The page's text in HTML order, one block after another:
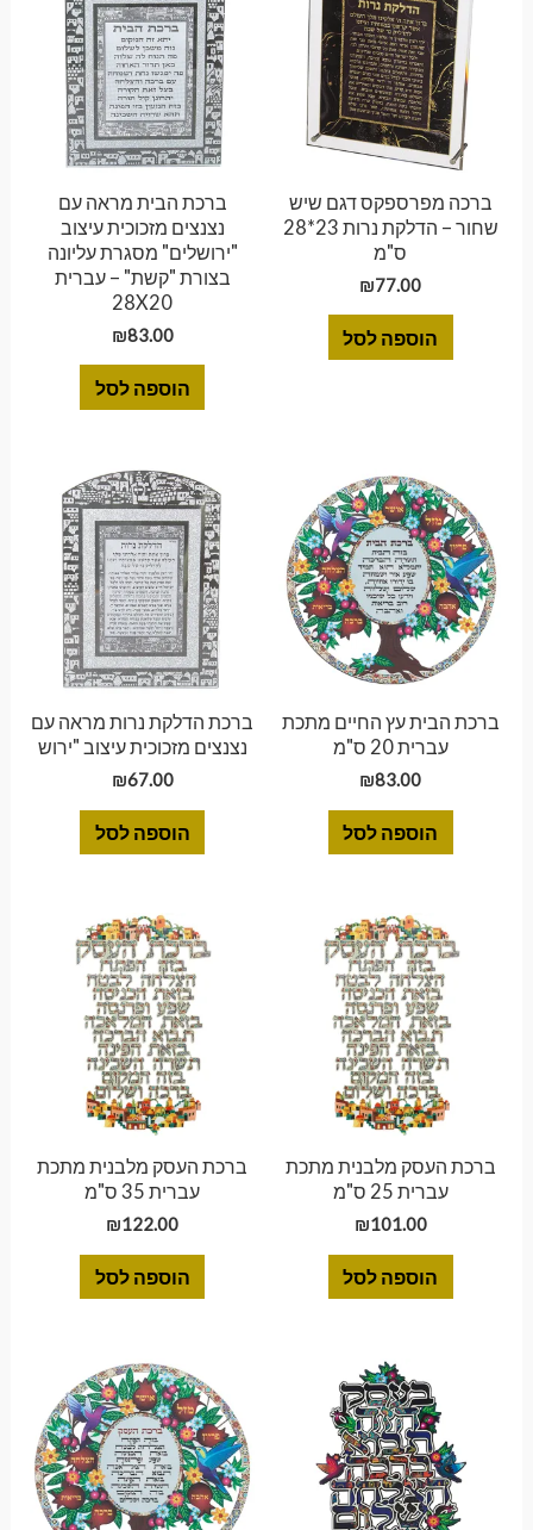
ברכה מפרספקס דגם שיש
שחור – הדלקת נרות 23*28
ס"מ
₪77.00
הוספה לסל
ברכת הבית מראה עם
נצנצים מזכוכית עיצוב
"ירושלים" מסגרת עליונה
בצורת "קשת" – עברית
28X20
₪83.00
הוספה לסל
ברכת הבית עץ החיים מתכת
עברית 20 ס"מ
₪83.00
הוספה לסל
ברכת הדלקת נרות מראה עם
נצנצים מזכוכית עיצוב "ירוש
₪67.00
הוספה לסל
ברכת העסק מלבנית מתכת
עברית 25 ס"מ
₪101.00
הוספה לסל
ברכת העסק מלבנית מתכת
עברית 35 ס"מ
₪122.00
הוספה לסל